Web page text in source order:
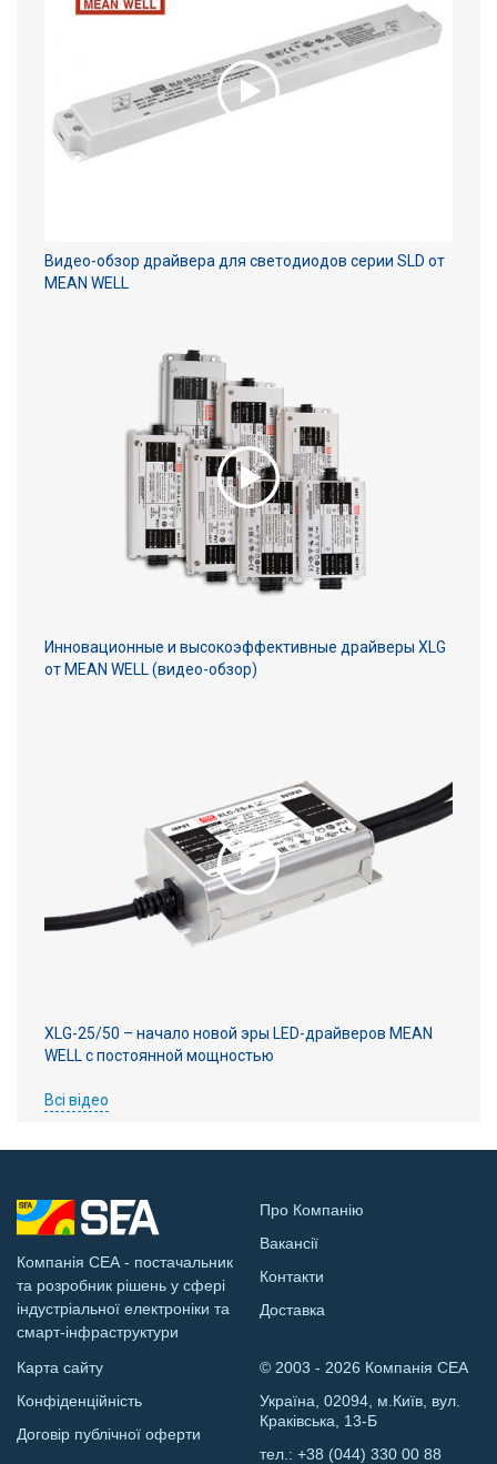
Видео-обзор драйвера для светодиодов серии SLD от
MEAN WELL
Инновационные и высокоэффективные драйверы XLG
от MEAN WELL (видео-обзор)
XLG-25/50 – начало новой эры LED-драйверов MEAN
WELL с постоянной мощностью
Всі відео
Компанія СЕА - постачальник
та розробник рішень у сфері
індустріальної електроніки та
смарт-інфраструктури
Про Компанію
Вакансії
Контакти
Доставка
Карта сайту
Конфіденційність
Договір публічної оферти
© 2003 - 2026 Компанія СЕА
Україна, 02094, м.Київ, вул.
Краківська, 13-Б
тел.: +38 (044) 330 00 88